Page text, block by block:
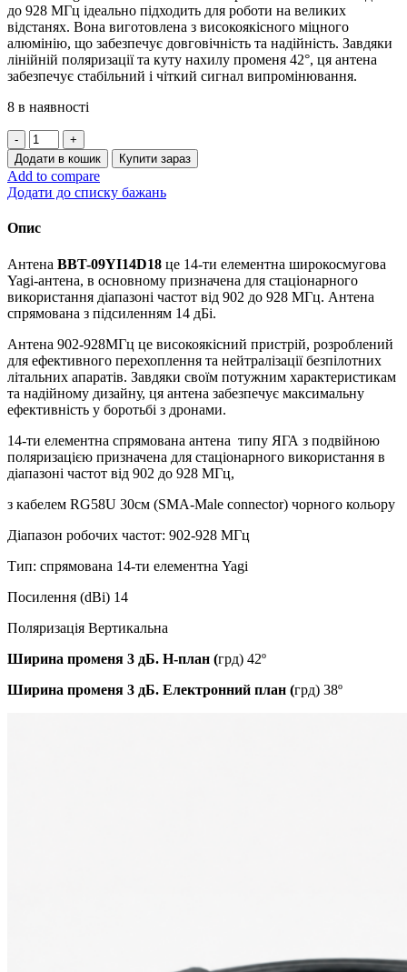
до 928 МГц ідеально підходить для роботи на великих
відстанях. Вона виготовлена ​​з високоякісного міцного
алюмінію, що забезпечує довговічність та надійність. Завдяки
лінійній поляризації та куту нахилу променя 42°, ця антена
забезпечує стабільний і чіткий сигнал випромінювання.
8 в наявності
BBT-
09YI14D18
спрямована
антена
з
поляризацією
14-
ти
елементна
з
вібратором
902-
928
МГц
кількість
Додати в кошик Купити зараз
Add to compare
Додати до списку бажань
Опис
Антена BBT-09YI14D18 це 14-ти елементна широкосмугова
Yagi-антена, в основному призначена для стаціонарного
використання діапазоні частот від 902 до 928 МГц. Антена
спрямована з підсиленням 14 дБі.
Антена 902-928МГц це високоякісний пристрій, розроблений
для ефективного перехоплення та нейтралізації безпілотних
літальних апаратів. Завдяки своїм потужним характеристикам
та надійному дизайну, ця антена забезпечує максимальну
ефективність у боротьбі з дронами.
14-ти елементна спрямована антена типу ЯГА з подвійною
поляризацією призначена для стаціонарного використання в
діапазоні частот від 902 до 928 МГц,
з кабелем RG58U 30см (SMA-Male connector) чорного кольору
Діапазон робочих частот: 902-928 МГц
Тип: спрямована 14-ти елементна Yagi
Посилення (dBі) 14
Поляризація Вертикальна
Ширина променя 3 дБ. Н-план (грд) 42º
Ширина променя 3 дБ. Електронний план (грд) 38º